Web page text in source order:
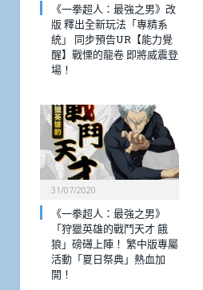
《一拳超人：最強之男》改
版 釋出全新玩法「專精系
統」 同步預告UR【能力覺
醒】戰慄的龍卷 即將威震登
場！
31/07/2020
《一拳超人：最強之男》
「狩獵英雄的戰鬥天才 餓
狼」磅礡上陣！ 繁中版專屬
活動「夏日祭典」熱血加
開！